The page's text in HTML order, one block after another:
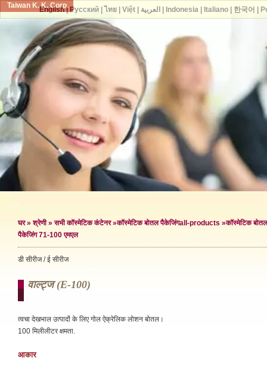
Taiwan K. K. Corp.
घर»श्रेणी»सभी कॉस्मेटिक कंटेनर»कॉस्मेटिक बोतल पैकेजिंगall-products »कॉस्मेटिक
पैकेजिंग 71-100 एमएल
डी सीरीज / ई सीरीज
वाल्ट्ज (e-100)
त्वचा देखभाल उत्पादों के लिए गोल ऐक्रेलिक लोशन बोतल।
100 मिलीलीटर क्षमता.
आकार
English| Русский| ไทย| Việt| العربية Indonesia| Italiano| 한국어